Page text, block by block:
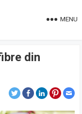
MENU
din